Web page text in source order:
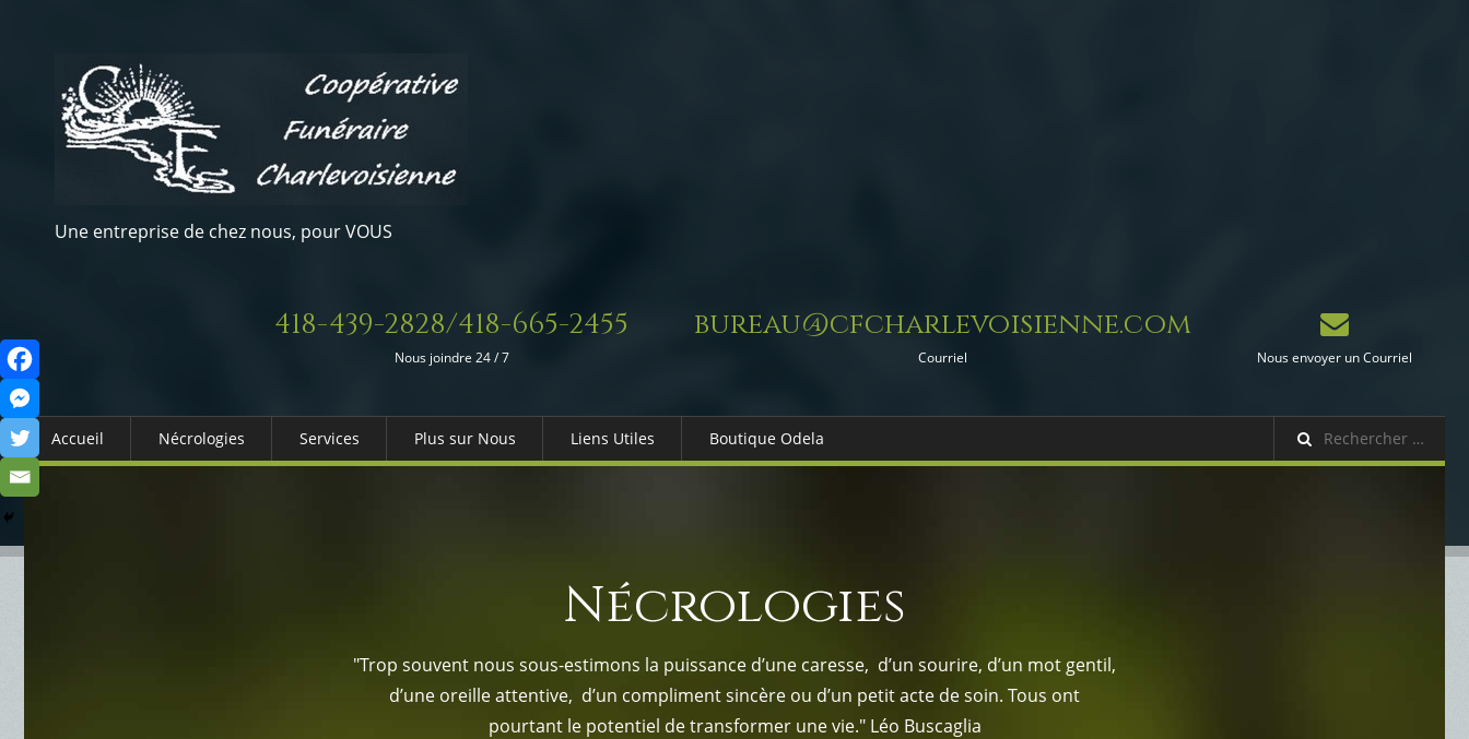
Une entreprise de chez nous, pour VOUS
418-439-2828/418-665-2455
Nous joindre 24 / 7
bureau@cfcharlevoisienne.com
Courriel Nous envoyer un Courriel
Accueil Nécrologies Services Plus sur Nous Liens Utiles
Fleuristes
Boutique Odela
Nécrologies
"Trop souvent nous sous-estimons la puissance d’une caresse, d’un sourire, d’un mot gentil,
d’une oreille attentive, d’un compliment sincère ou d’un petit acte de soin. Tous ont
pourtant le potentiel de transformer une vie." Léo Buscaglia